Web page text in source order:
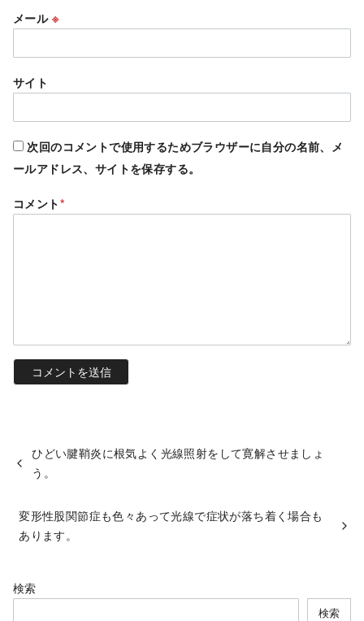
メール ※
サイト
次回のコメントで使用するためブラウザーに自分の名前、メ
ールアドレス、サイトを保存する。
コメント*
ひどい腱鞘炎に根気よく光線照射をして寛解させましょ
う。
変形性股関節症も色々あって光線で症状が落ち着く場合も
あります。
検索
検索